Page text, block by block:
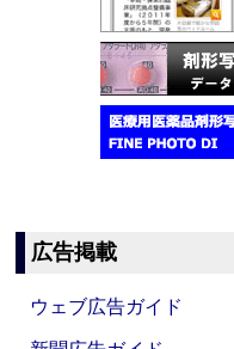
広告掲載
ウェブ広告ガイド